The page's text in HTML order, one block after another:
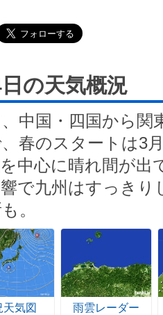
の天気概況
中国・四国から関
春のスタートは3
中心に晴れ間が出
で九州はすっきり
。
天気図 雨雲レーダー